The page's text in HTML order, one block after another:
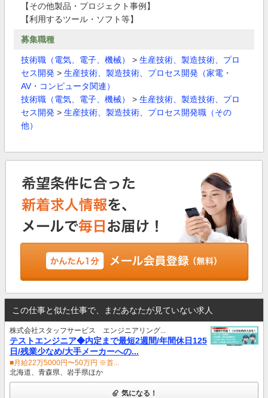
【その他製品・プロジェクト事例】
【利用するツール・ソフト等】
募集職種
技術職（電気、電子、機械） > 生産技術、製造技術、プロ
セス開発 > 生産技術、製造技術、プロセス開発（家電・
AV・コンピュータ関連）
技術職（電気、電子、機械）
> 生産技術、製造技術、プロ
セス開発 > 生産技術、製造技術、プロセス開発職（その
他）
この仕事と似た仕事で、まだあなたが見ていない求人
株式会社スタッフサービス エンジニアリング...
テストエンジニア◆内定まで最短2週間/年間休日125
日/残業少なめ/大手メーカーへの...
■月給22万5000円〜50万円 ※首...
北海道、青森県、岩手県ほか
気になる！